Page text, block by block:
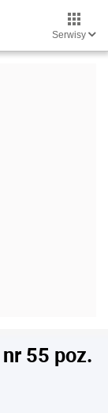
Serwisy
55 poz.